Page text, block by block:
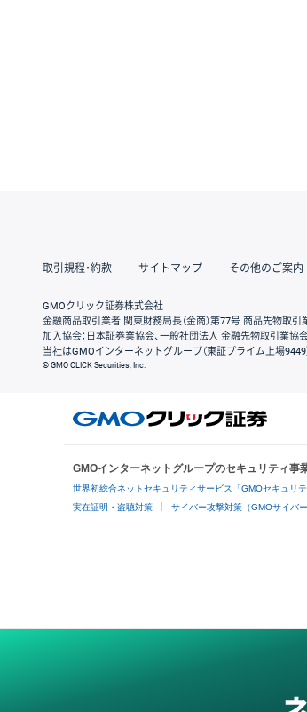
取引規程・約款 サイトマップ その他のご案内
GMOクリック証券株式会社
金融商品取引業者 関東財務局長（金商）第77号 商品先物取
加入協会：日本証券業協会、一般社団法人 金融先物取引業協
当社はGMOインターネットグループ（東証プライム上場9449
© GMO CLICK Securities, Inc.
GMOインターネットグループのセキュリティ事
世界初総合ネットセキュリティサービス「GMOセキュリテ
実在証明・盗聴対策 サイバー攻撃対策（GMOサイバ